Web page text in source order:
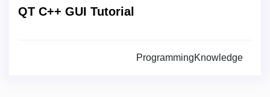
QT C++ GUI Tutorial
ProgrammingKnowledge